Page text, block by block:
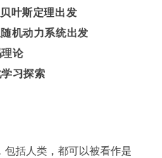
叶斯定理出发
机动力系统出发
论
习探索
包括人类，都可以被看作是